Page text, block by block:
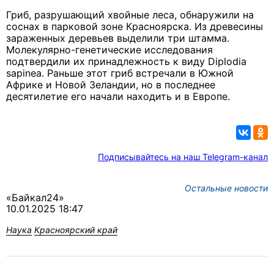
Гриб, разрушающий хвойные леса, обнаружили на
соснах в парковой зоне Красноярска. Из древесины
зараженных деревьев выделили три штамма.
Молекулярно-генетические исследования
подтвердили их принадлежность к виду Diplodia
sapinea. Раньше этот гриб встречали в Южной
Африке и Новой Зеландии, но в последнее
десятилетие его начали находить и в Европе.
Подписывайтесь на наш Telegram-канал
Остальные новости
«Байкал24»
10.01.2025 18:47
Наука Красноярский край